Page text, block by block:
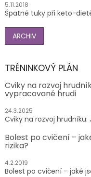
5.11.2018
Špatné tuky při keto-
ARCHIV
TRÉNINKOVÝ PLÁN
Cviky na rozvoj
vypracované hrudi
24.3.2025
Cviky na rozvoj hrudníku:
Bolest po cvičení –
rizika?
4.2.2019
Bolest po cvičení – jaké